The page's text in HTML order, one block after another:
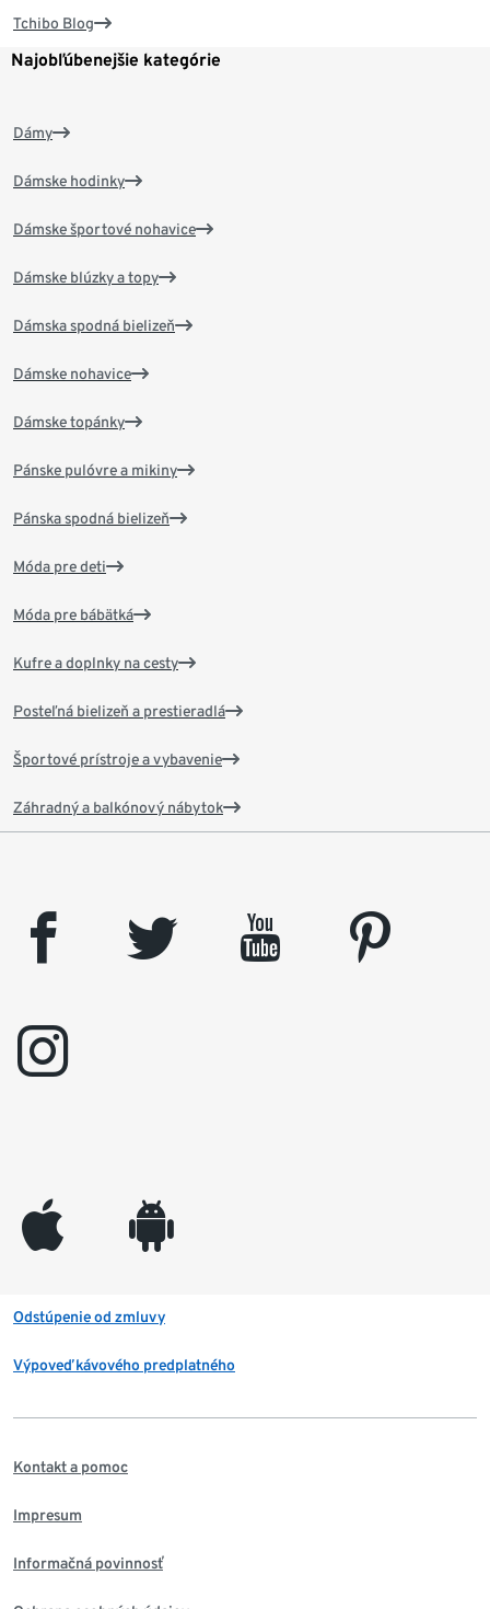
Tchibo Blog
Najobľúbenejšie kategórie
Dámy
Dámske hodinky
Dámske športové nohavice
Dámske blúzky a topy
Dámska spodná bielizeň
Dámske nohavice
Dámske topánky
Pánske pulóvre a mikiny
Pánska spodná bielizeň
Móda pre deti
Móda pre bábätká
Kufre a doplnky na cesty
Posteľná bielizeň a prestieradlá
Športové prístroje a vybavenie
Záhradný a balkónový nábytok
facebook twitter youtube
pinterest
instagram
appleinc android
Odstúpenie od zmluvy
Výpoveď kávového predplatného
Kontakt a pomoc
Impresum
Informačná povinnosť